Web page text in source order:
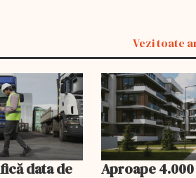
Vezi toate
data de
Aproape